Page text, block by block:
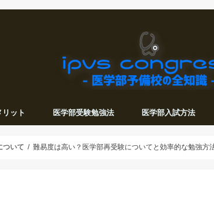
リット 医学部受験勉強法 医学部入試方法
ついて 難易度は高い？医学部再受験についてと効率的な勉強方